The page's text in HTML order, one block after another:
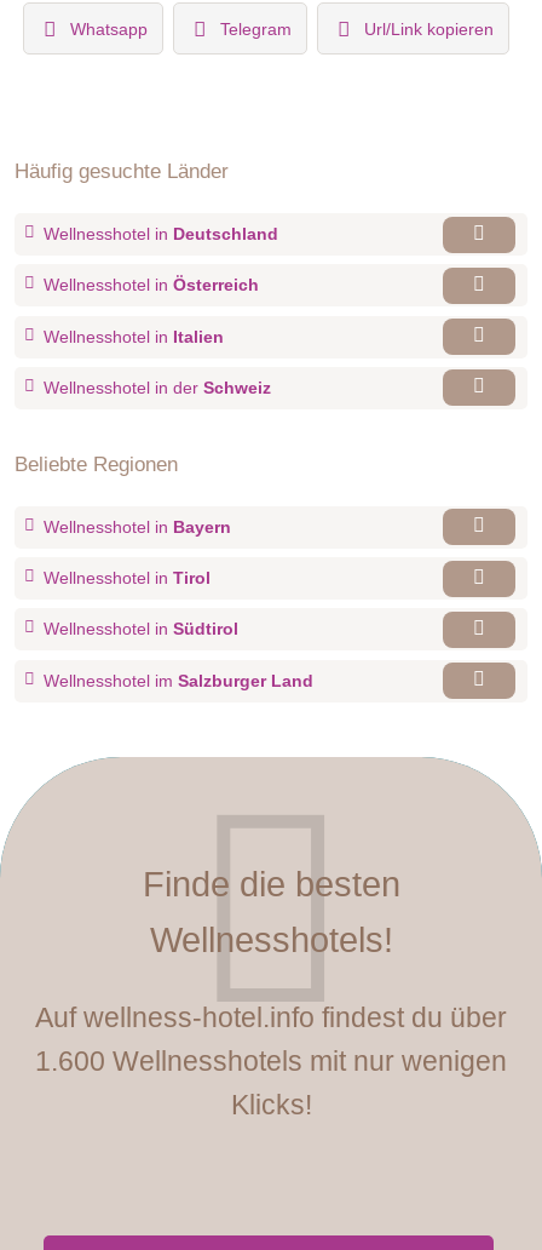
Whatsapp Telegram Url/Link kopieren
Häufig gesuchte Länder
Wellnesshotel in Deutschland
Wellnesshotel in Österreich
Wellnesshotel in Italien
Wellnesshotel in der Schweiz
Beliebte Regionen
Wellnesshotel in Bayern
Wellnesshotel in Tirol
Wellnesshotel in Südtirol
Wellnesshotel im Salzburger Land
Finde die besten
Wellnesshotels!
Auf wellness-hotel.info findest du über
1.600 Wellnesshotels mit nur wenigen
Klicks!